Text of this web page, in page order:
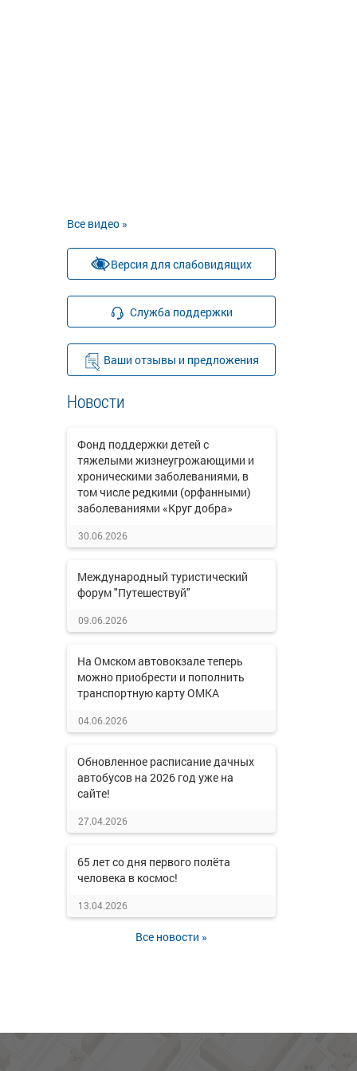
Все видео »
Версия для слабовидящих
Служба поддержки
Ваши отзывы и предложения
Новости
Фонд поддержки детей с
тяжелыми жизнеугрожающими и
хроническими заболеваниями, в
том числе редкими (орфанными)
заболеваниями «Круг добра»
30.06.2026
Международный туристический
форум "Путешествуй"
09.06.2026
На Омском автовокзале теперь
можно приобрести и пополнить
транспортную карту ОМКА
04.06.2026
Обновленное расписание дачных
автобусов на 2026 год уже на
сайте!
27.04.2026
65 лет со дня первого полёта
человека в космос!
13.04.2026
Все новости »